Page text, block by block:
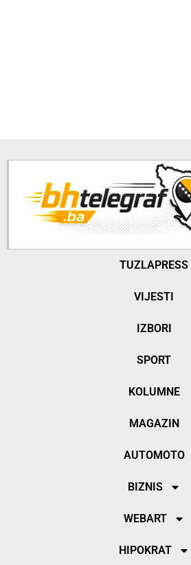
TUZLAPRESS
VIJESTI
IZBORI
SPORT
KOLUMNE
MAGAZIN
AUTOMOTO
BIZNIS
WEBART
HIPOKRAT